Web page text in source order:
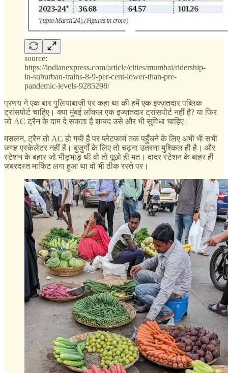
source:
https://indianexpress.com/article/cities/mumbai/ridership-
in-suburban-trains-8-9-per-cent-lower-than-pre-
pandemic-levels-9285298/
प्रणय ने एक बार पुलियाबाज़ी पर कहा था की हमें एक इज्ज़तदार पब्लिक
ट्रांसपोर्ट चाहिए। क्या मुंबई लॉकल एक इज्ज़तदार ट्रांसपोर्ट नहीं है? या फिर
जो AC ट्रैन के दाम दे सकता है शायद उसे और भी सुविधा चाहिए।
मसलन, ट्रैन तो AC हो गयी है पर प्लेटफार्म तक पहुँचने के लिए अभी भी सभी
जगह एस्केलेटर नहीं हैं। बुजुर्गों के लिए तो चढ़ना उतरना मुश्किल ही है। और
स्टेशन के बहार जो भीड़भाड़ थी वो तो पूछो ही मत। दादर स्टेशन के बाहर ही
जबरदस्त मार्किट लगा हुआ था वो भी ठीक रस्ते पर।